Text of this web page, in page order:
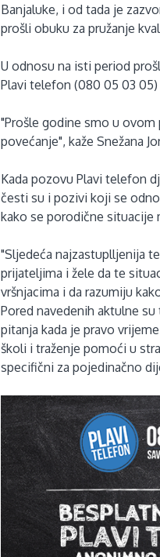
Banjaluke, i od tada je
prošli obuku za pružanje
U odnosu na isti period
Plavi telefon (080 05 03 05)
"Prošle godine smo u
povećanje", kaže Snežana
Kada pozovu Plavi telefon
česti su i pozivi koji se
kako se porodične situacije
"Sljedeća najzastuplljenija
prijateljima i žele da te
vršnjacima i da razumiju
Pored navedenih aktulne
pitanja kada je pravo
školi i traženje pomoći u
specifični za pojedinačno